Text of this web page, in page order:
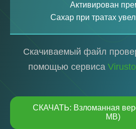
Активирован
Сахар при тратах
Скачиваемый файл
помощью сервиса
СКАЧАТЬ: Взломанная
MB)